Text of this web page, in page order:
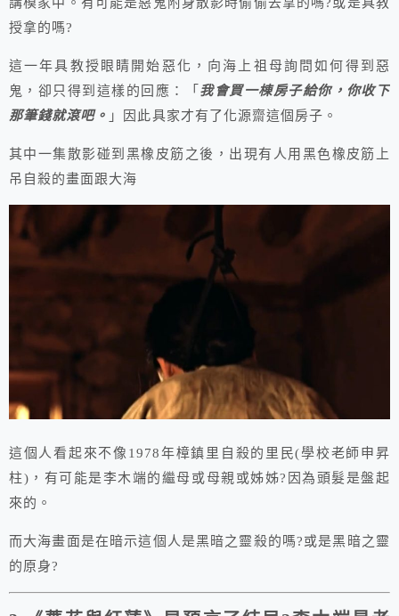
講模家中。有可能是惡鬼附身散影時偷偷去拿的嗎?或是具教
授拿的嗎?
這一年具教授眼睛開始惡化，向海上祖母詢問如何得到惡
鬼，卻只得到這樣的回應：「 我會買一棟房子給你，你收下
那筆錢就滾吧。 」因此具家才有了化源齋這個房子。
其中一集散影碰到黑橡皮筋之後，出現有人用黑色橡皮筋上
吊自殺的畫面跟大海
這個人看起來不像1978年樟鎮里自殺的里民(學校老師申昇
柱)，有可能是李木端的繼母或母親或姊姊?因為頭髮是盤起
來的。
而大海畫面是在暗示這個人是黑暗之靈殺的嗎?或是黑暗之靈
的原身?